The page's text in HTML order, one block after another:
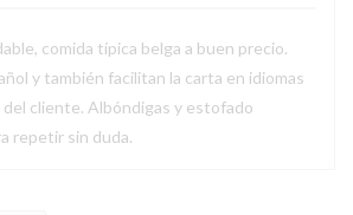
comida típica belga a buen precio.
y también facilitan la carta en idiomas
cliente. Albóndigas y estofado
repetir sin duda.